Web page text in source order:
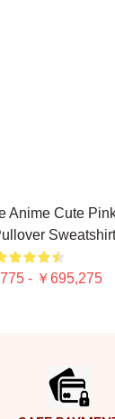
Anime Cute
Sweatshirt
- ￥695,275